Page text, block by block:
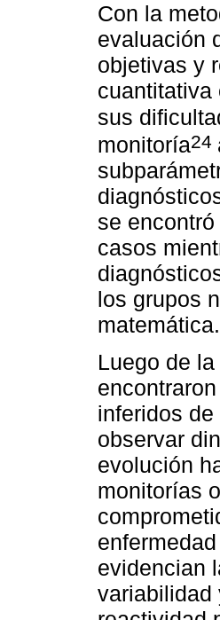
Con la
evaluación
objetivas y
cuantitativa
sus
monitoría24
se
casos
los grupos
matemática.
Luego de
inferidos
observar
evolución
monitorías
evidencian
variabilidad